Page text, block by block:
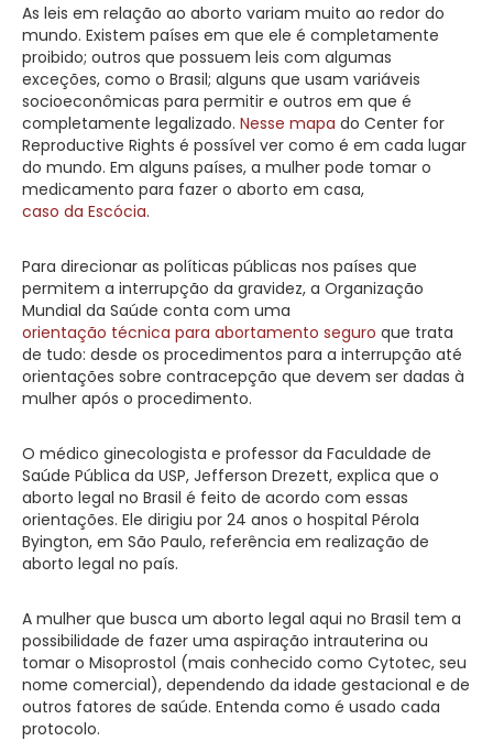
As leis em relação ao aborto variam muito ao redor do
mundo. Existem países em que ele é completamente
proibido; outros que possuem leis com algumas
exceções, como o Brasil; alguns que usam variáveis
socioeconômicas para permitir e outros em que é
completamente legalizado. Nesse mapa do Center for
Reproductive Rights é possível ver como é em cada lugar
do mundo. Em alguns países, a mulher pode tomar o
medicamento para fazer o aborto em casa,
caso da Escócia.
Para direcionar as políticas públicas nos países que
permitem a interrupção da gravidez, a Organização
Mundial da Saúde conta com uma
orientação técnica para abortamento seguro que trata
de tudo: desde os procedimentos para a interrupção até
orientações sobre contracepção que devem ser dadas à
mulher após o procedimento.
O médico ginecologista e professor da Faculdade de
Saúde Pública da USP, Jefferson Drezett, explica que o
aborto legal no Brasil é feito de acordo com essas
orientações. Ele dirigiu por 24 anos o hospital Pérola
Byington, em São Paulo, referência em realização de
aborto legal no país.
A mulher que busca um aborto legal aqui no Brasil tem a
possibilidade de fazer uma aspiração intrauterina ou
tomar o Misoprostol (mais conhecido como Cytotec, seu
nome comercial), dependendo da idade gestacional e de
outros fatores de saúde. Entenda como é usado cada
protocolo.